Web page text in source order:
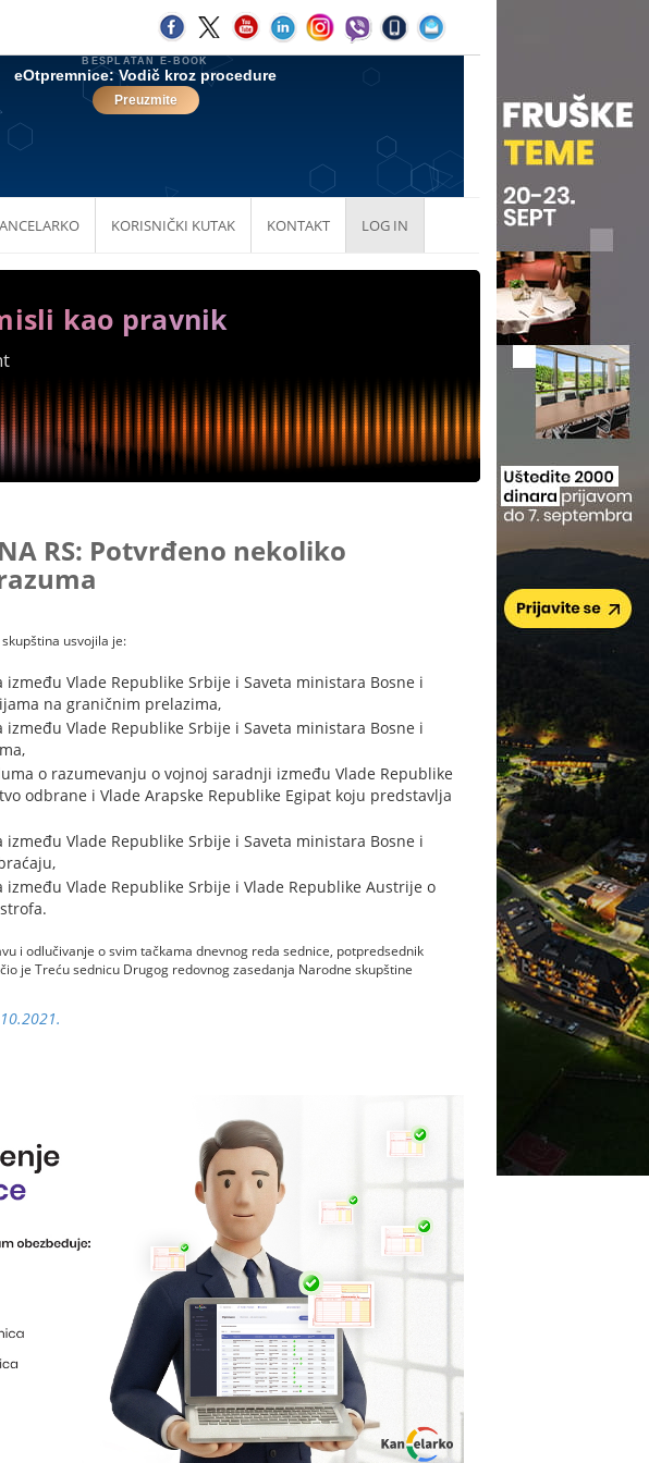
KORISNIČKI KUTAK KONTAKT LOG IN
kao pravnik
RS: Potvrđeno nekoliko
usvojila je:
Vlade Republike Srbije i Saveta ministara Bosne i
na graničnim prelazima,
Vlade Republike Srbije i Saveta ministara Bosne i
o razumevanju o vojnoj saradnji između Vlade Republike
odbrane i Vlade Arapske Republike Egipat koju predstavlja
Vlade Republike Srbije i Saveta ministara Bosne i
Vlade Republike Srbije i Vlade Republike Austrije o
i odlučivanje o svim tačkama dnevnog reda sednice, potpredsednik
je Treću sednicu Drugog redovnog zasedanja Narodne skupštine